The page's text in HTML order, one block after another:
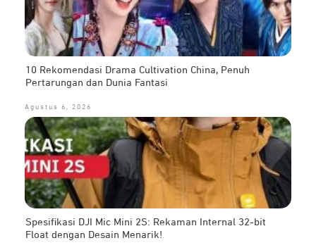
10 Rekomendasi Drama Cultivation China, Penuh
Pertarungan dan Dunia Fantasi
Agustus 6, 2026
Spesifikasi DJI Mic Mini 2S: Rekaman Internal 32-bit
Float dengan Desain Menarik!